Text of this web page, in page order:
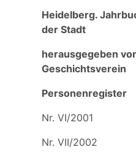
Heidelberg.
der Stadt
herausgegeben
Geschichtsverein
Personenregister
Nr. VI/2001
Nr. VII/2002